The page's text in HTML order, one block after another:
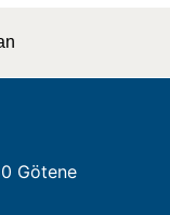
Götene